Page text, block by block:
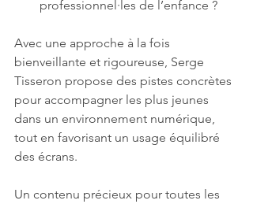
professionnel·les de l’enfance ?
Avec une approche à la fois
bienveillante et rigoureuse, Serge
Tisseron propose des pistes concrètes
pour accompagner les plus jeunes
dans un environnement numérique,
tout en favorisant un usage équilibré
des écrans.
Un contenu précieux pour toutes les